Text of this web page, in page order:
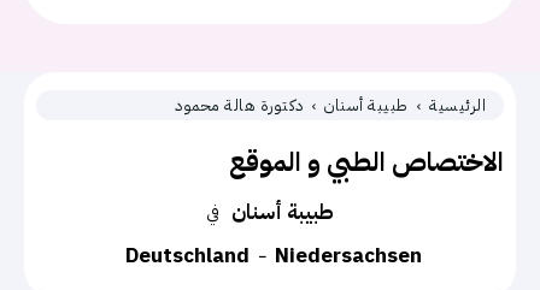
الرئيسية طبيبة أسنان دكتورة هالة محمود
الاختصاص الطبي و الموقع
في طبيبة أسنان
Deutschland
Niedersachsen